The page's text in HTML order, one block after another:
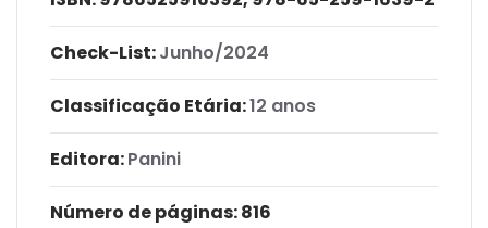
Check-List:Junho/2024
Classificação Etária:12 anos
Editora:Panini
Número de páginas: 816